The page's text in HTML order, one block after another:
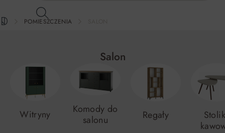
POMIESZCZENIA
Salon
Witryny
Komody do
salonu
Regały